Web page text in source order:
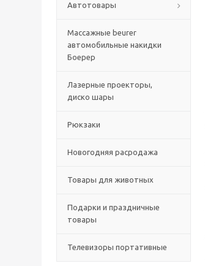
Автотовары
Массажные beurer
автомобильные накидки
Боерер
Лазерные проекторы,
диско шары
Рюкзаки
Новогодняя расродажа
Товары для животных
Подарки и праздничные
товары
Телевизоры портативные